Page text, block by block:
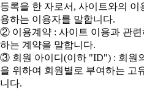
등록을 한 자로서, 사이트와의 이
용하는 이용자를 말합니다.
② 이용계약 : 사이트 이용과 관
하는 계약을 말합니다.
③ 회원 아이디(이하 "ID") : 회원
을 위하여 회원별로 부여하는 고
니다.